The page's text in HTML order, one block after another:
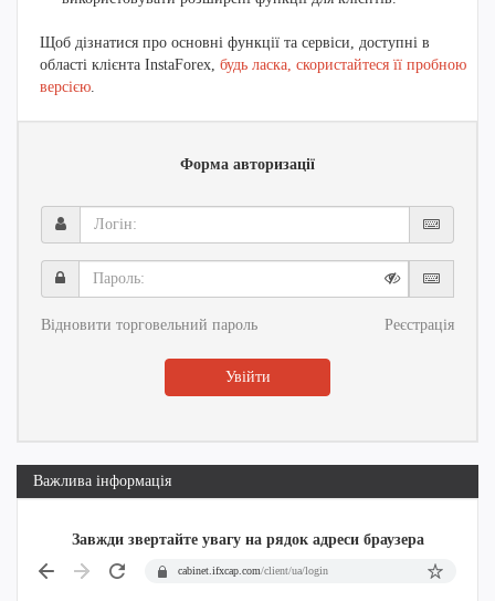
Щоб дізнатися про основні функції та сервіси, доступні в
області клієнта InstaForex, будь ласка, скористайтеся її пробною
версією.
Форма авторизації
Логін:
Пароль:
Відновити торговельний пароль Реєстрація
Увійти
Важлива інформація
Завжди звертайте увагу на рядок адреси браузера
cabinet.ifxcap.com/client/ua/login